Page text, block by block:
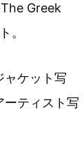
Greek
。
ャケット写
ーティスト写